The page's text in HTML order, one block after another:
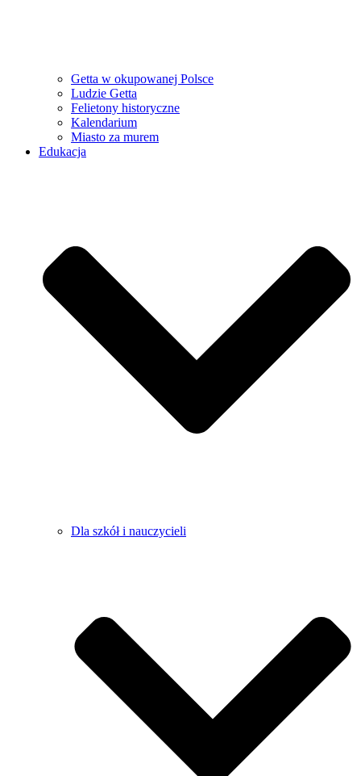
Getta w okupowanej Polsce
Ludzie Getta
Felietony historyczne
Kalendarium
Miasto za murem
Edukacja
Dla szkół i nauczycieli